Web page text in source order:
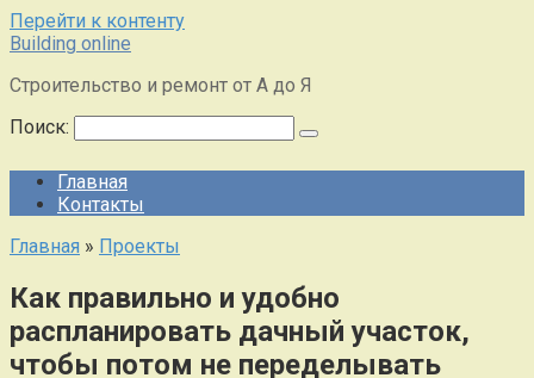
Перейти к контенту
Building online
Строительство и ремонт от А до Я
Поиск:
Главная
Контакты
Главная » Проекты
Как правильно и удобно
распланировать дачный участок,
чтобы потом не переделывать